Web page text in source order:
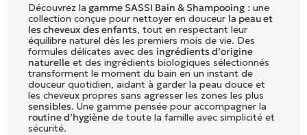
Découvrez la gamme SASSI Bain & Shampooing: une
collection conçue pour nettoyer en douceur la peau et
les cheveux des enfants, tout en respectant leur
équilibre naturel dès les premiers mois de vie. Des
formules délicates avec des ingrédients d’origine
naturelleet des ingrédients biologiques sélectionnés
transforment le moment du bain en un instant de
douceur quotidien, aidant à garder la peau douce et
les cheveux propres sans agresser les zones les plus
sensibles. Une gamme pensée pour accompagner la
routine d’hygiènede toute la famille avec simplicité et
sécurité.